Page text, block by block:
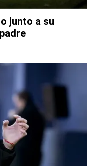
junto a su